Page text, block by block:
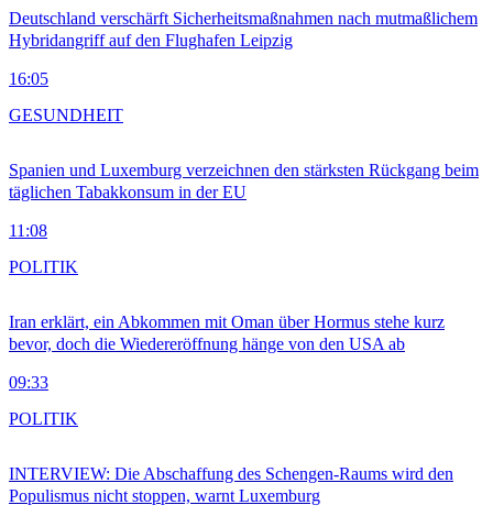
Deutschland verschärft Sicherheitsmaßnahmen nach mutmaßlichem
Hybridangriff auf den Flughafen Leipzig
16:05
Spanien und Luxemburg verzeichnen den stärksten Rückgang beim
täglichen Tabakkonsum in der EU
11:08
GESUNDHEIT
Iran erklärt, ein Abkommen mit Oman über Hormus stehe kurz
bevor, doch die Wiedereröffnung hänge von den USA ab
09:33
POLITIK
INTERVIEW: Die Abschaffung des Schengen-Raums wird den
Populismus nicht stoppen, warnt Luxemburg
POLITIK